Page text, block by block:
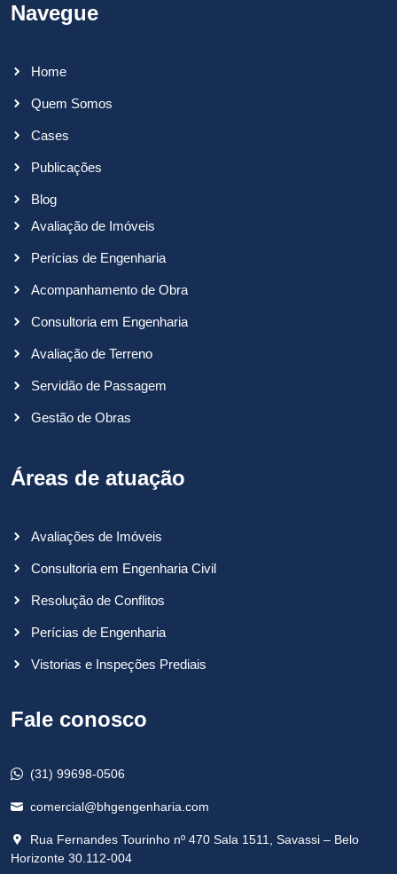
Navegue
Home
Quem Somos
Cases
Publicações
Blog
Avaliação de Imóveis
Perícias de Engenharia
Acompanhamento de Obra
Consultoria em Engenharia
Avaliação de Terreno
Servidão de Passagem
Gestão de Obras
Áreas de atuação
Avaliações de Imóveis
Consultoria em Engenharia Civil
Resolução de Conflitos
Perícias de Engenharia
Vistorias e Inspeções Prediais
Fale conosco
(31) 99698-0506
comercial@bhgengenharia.com
Rua Fernandes Tourinho nº 470 Sala 1511, Savassi – Belo
Horizonte 30.112-004